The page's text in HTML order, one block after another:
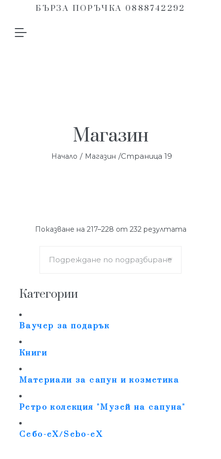
БЪРЗА ПОРЪЧКА 0888742292
Магазин
Начало / Магазин /Страница 19
Показване на 217–228 от 232 резултата
Категории
Ваучер за подарък
Книги
Материали за сапун и козметика
Ретро колекция "Музей на сапуна"
Себо-еХ/Sebo-eX